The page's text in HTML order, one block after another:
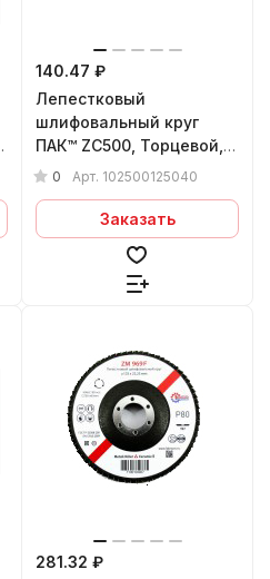
140.47 ₽
Лепестковый
шлифовальный круг
ПАК™ ZС500, Торцевой,
Конический, Ø125х22 мм,
0 Арт. 102500125040
Заказать
281.32 ₽